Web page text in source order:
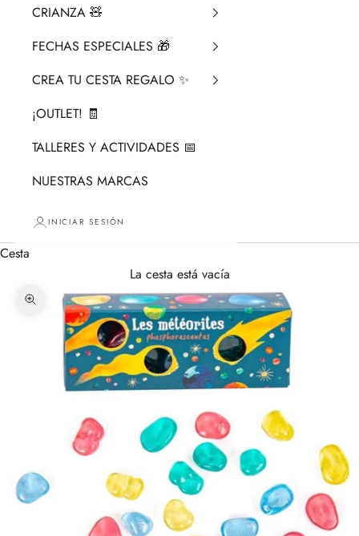
CRIANZA ​🧸​
FECHAS ESPECIALES 🎁
CREA TU CESTA REGALO ✨
¡OUTLET! 🧾
TALLERES Y ACTIVIDADES 📅
NUESTRAS MARCAS
INICIAR SESIÓN
Cesta
La cesta está vacía
Zoom